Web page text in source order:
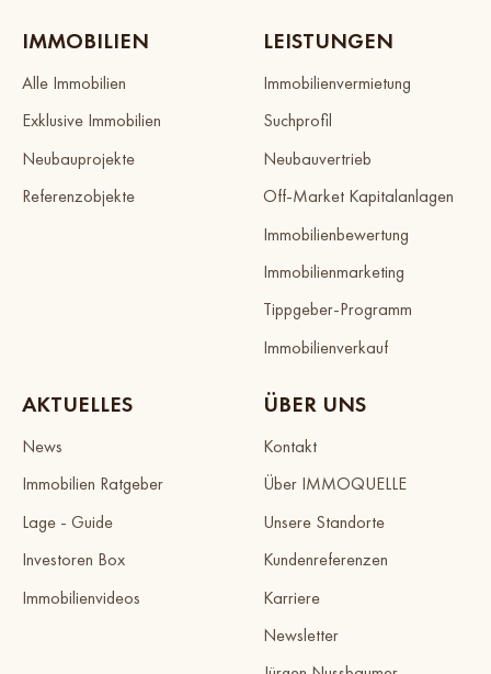
IMMOBILIEN
Alle Immobilien
Exklusive Immobilien
Neubauprojekte
Referenzobjekte
LEISTUNGEN
Immobilienvermietung
Suchprofil
Neubauvertrieb
Off-Market Kapitalanlagen
Immobilienbewertung
Immobilienmarketing
Tippgeber-Programm
Immobilienverkauf
AKTUELLES
News
Immobilien Ratgeber
Lage - Guide
Investoren Box
Immobilienvideos
ÜBER UNS
Kontakt
Über IMMOQUELLE
Unsere Standorte
Kundenreferenzen
Karriere
Newsletter